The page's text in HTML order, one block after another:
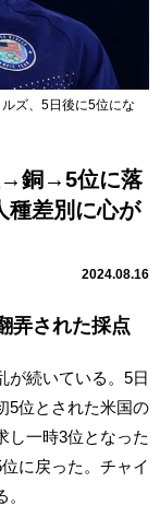
ズ、5日後に5位にな
→銅→5位に落
種差別に心が
2024.08.16
弄された採点
続いている。5日
5位とされた米国の
し一時3位となった
に戻った。チャイ